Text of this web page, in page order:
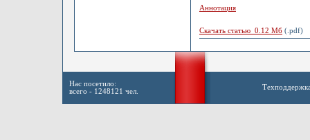
Аннотация
Скачать статью 0.12 Мб (.pdf)
Нас посетило:
всего - 1248121 чел.